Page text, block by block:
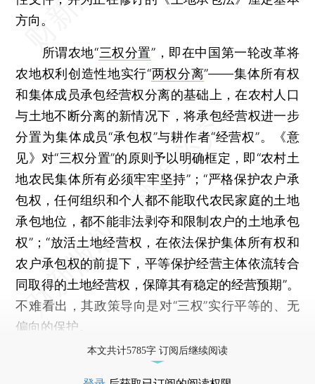
方向。
所谓农地“三权分置”，即在中国第一轮改革将
农地权利创造性地实行“两权分离”——集体所有权
和集体成员承包经营权分离的基础上，在农村人口
与土地不断分离的新情况下，将承包经营权进一步
分置为集体成员“承包权”与耕作者“经营权”。《意
见》对“三权分置”的原则予以明确框定，即“农村土
地农民集体所有必须牢牢坚持”；“严格保护农户承
包权，任何组织和个人都不能取代农民家庭的土地
承包地位，都不能非法剥夺和限制农户的土地承包
权”；“放活土地经营权，在依法保护集体所有权和
农户承包权的前提下，平等保护经营主体依流转合
同取得的土地经营权，保障其有稳定的经营预期”。
不难看出，其政策导向是对“三权”实行平等的、无
偏向的保护。
本文共计5785字 订阅后继续阅读